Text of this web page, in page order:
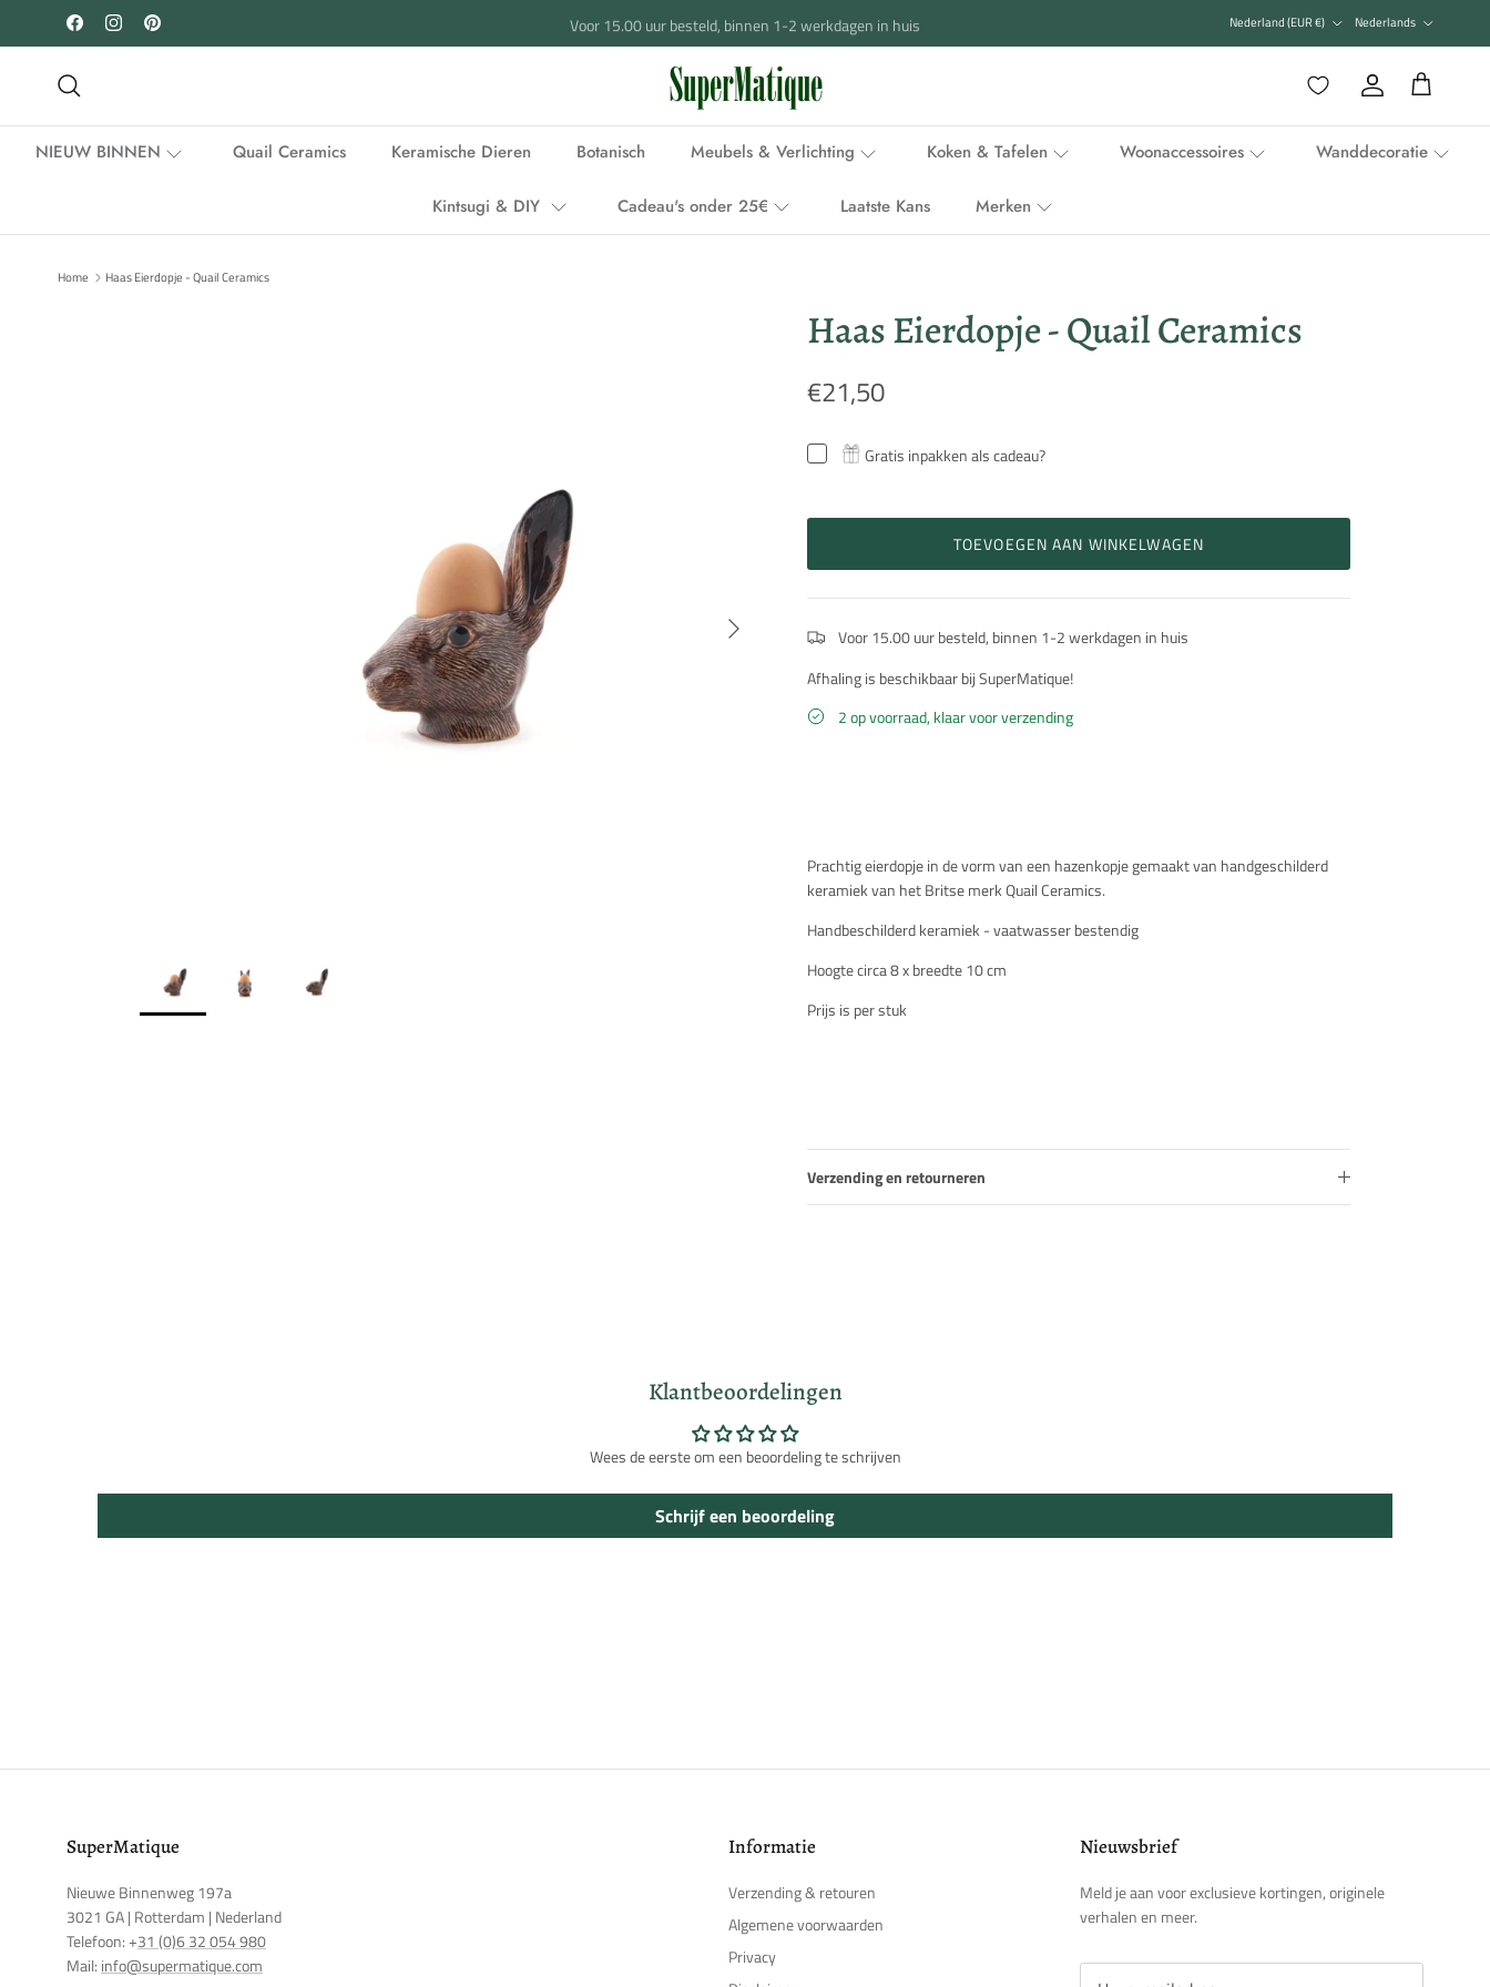
Ga naar inhoud
FacebookInstagramPinterest Voor 15.00 uur besteld, binnen 1-2 werkdagen in huis Nederland (EUR €) Nederlands
Favorieten AccountWinkelwagen
NIEUW BINNEN Quail Ceramics Keramische Dieren Botanisch Meubels & Verlichting Koken & Tafelen Woonaccessoires Wanddecoratie
Kintsugi & DIY Cadeau's onder 25€ Laatste Kans Merken
Home Haas Eierdopje - Quail Ceramics
Volgende
Haas Eierdopje - Quail Ceramics
€21,50
Gratis inpakken als cadeau?
TOEVOEGEN AAN WINKELWAGEN
Voor 15.00 uur besteld, binnen 1-2 werkdagen in huis
Afhaling is beschikbaar bij SuperMatique!
2 op voorraad, klaar voor verzending
Beschrijving
Prachtig eierdopje in de vorm van een hazenkopje gemaakt van handgeschilderd
keramiek van het Britse merk Quail Ceramics.
Handbeschilderd keramiek - vaatwasser bestendig
Hoogte circa 8 x breedte 10 cm
Prijs is per stuk
Verzending en retourneren
Klantbeoordelingen
Wees de eerste om een beoordeling te schrijven
Schrijf een beoordeling
SuperMatique
Nieuwe Binnenweg 197a
3021 GA | Rotterdam | Nederland
Telefoon: +31 (0)6 32 054 980
Mail: info@supermatique.com
Informatie
Verzending & retouren
Algemene voorwaarden
Privacy
Nieuwsbrief
Meld je aan voor exclusieve kortingen, originele
verhalen en meer.
Meld u aan bij uw account om producten aan uw verlanglijst toe te voegen en
uw eerder opgeslagen artikelen te bekijken.